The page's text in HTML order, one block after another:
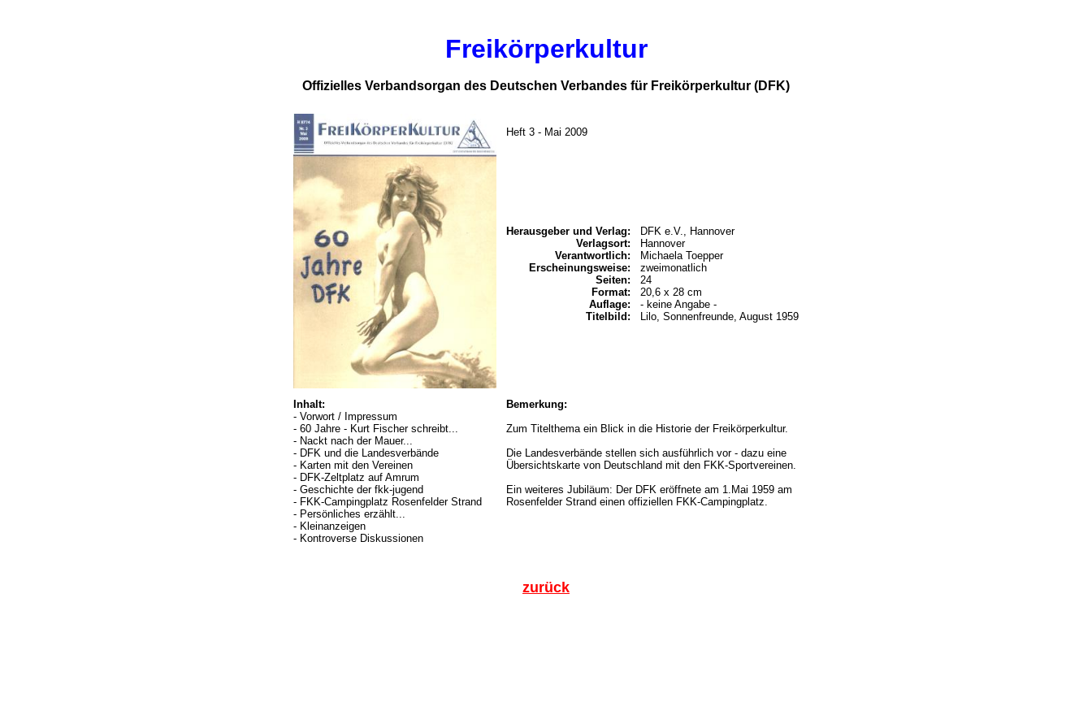
Freikörperkultur
Offizielles Verbandsorgan des Deutschen Verbandes für Freikörperkultur (DFK)
Heft 3 - Mai 2009
Herausgeber und Verlag:
Verlagsort:
Verantwortlich:
Erscheinungsweise:
Seiten:
Format:
Auflage:
Titelbild:
DFK e.V., Hannover
Hannover
Michaela Toepper
zweimonatlich
24
20,6 x 28 cm
- keine Angabe -
Lilo, Sonnenfreunde, August 1959
Inhalt:
- Vorwort / Impressum
- 60 Jahre - Kurt Fischer schreibt...
- Nackt nach der Mauer...
- DFK und die Landesverbände
- Karten mit den Vereinen
- DFK-Zeltplatz auf Amrum
- Geschichte der fkk-jugend
- FKK-Campingplatz Rosenfelder Strand
- Persönliches erzählt...
- Kleinanzeigen
- Kontroverse Diskussionen
Bemerkung:
Zum Titelthema ein Blick in die Historie der Freikörperkultur.
Die Landesverbände stellen sich ausführlich vor - dazu eine
Übersichtskarte von Deutschland mit den FKK-Sportvereinen.
Ein weiteres Jubiläum: Der DFK eröffnete am 1.Mai 1959 am
Rosenfelder Strand einen offiziellen FKK-Campingplatz.
zurück